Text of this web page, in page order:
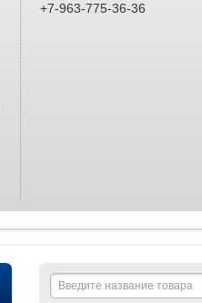
+7-963-775-36-36